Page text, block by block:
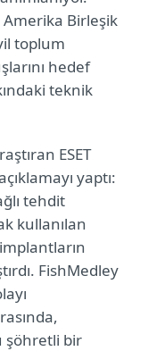
Amerika Birleşik
toplum
hedef
teknik
ESET
yaptı:
tehdit
kullanılan
FishMedley
şöhretli bir